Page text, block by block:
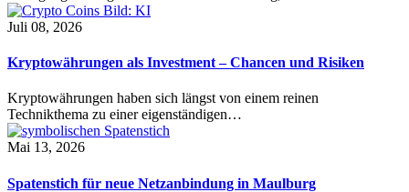
Juli 08, 2026
Kryptowährungen als Investment – Chancen und Risiken
Kryptowährungen haben sich längst von einem reinen
Technikthema zu einer eigenständigen…
Mai 13, 2026
Spatenstich für neue Netzanbindung in Maulburg